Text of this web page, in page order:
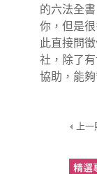
的六法全
你，但是
此直接問
社，除了
協助，能
上一